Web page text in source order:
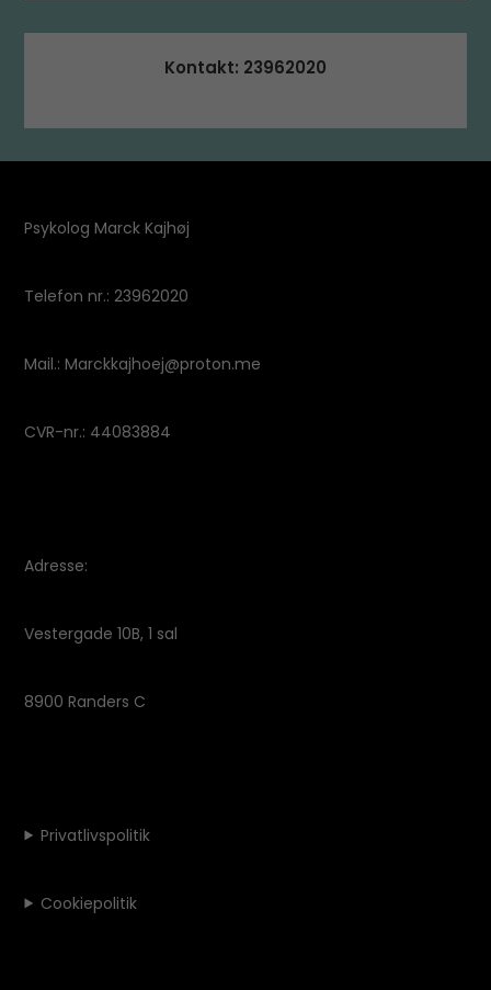
Kontakt: 23962020
Psykolog Marck Kajhøj
Telefon nr.: 23962020
Mail.: Marckkajhoej@proton.me
CVR-nr.: 44083884
Adresse:
Vestergade 10B, 1 sal
8900 Randers C
Privatlivspolitik
Cookiepolitik